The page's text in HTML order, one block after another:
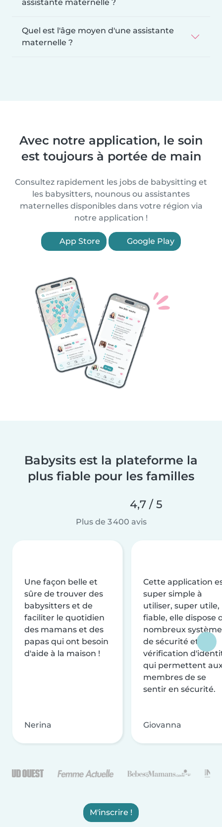
assistante maternelle ?
Quel est l'âge moyen d'une assistante
maternelle ?
Avec notre application, le soin
est toujours à portée de main
Consultez rapidement les jobs de babysitting et
les babysitters, nounous ou assistantes
maternelles disponibles dans votre région via
notre application !
App Store Google Play
Babysits est la plateforme la
plus fiable pour les familles
4,7 / 5
Plus de 3 400 avis
Une façon belle et
sûre de trouver des
babysitters et de
faciliter le quotidien
des mamans et des
papas qui ont besoin
d'aide à la maison !
Nerina
Cette application
super simple à
utiliser, super utile,
fiable, elle dispose
nombreux
de sécurité et de
vérification
qui permettent
membres de se
sentir en sécurité.
Giovanna
M'inscrire !